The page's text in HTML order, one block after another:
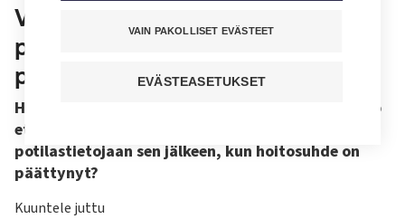
Voinko käydä lukemassa
potilastietoja, kun hoitosuhde on
päättynyt?
Haluaisin tietää, miten kohtaamani potilaan hoito
etenee. Voinko käydä lukemassa hänen
potilastietojaan sen jälkeen, kun hoitosuhde on
päättynyt?
Kuuntele juttu
VAIN PAKOLLISET EVÄSTEET
EVÄSTEASETUKSET